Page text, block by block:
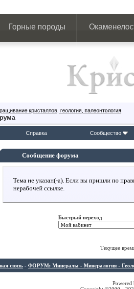
Горные породы
кристаллов, геология, палеонтология
Справка Сообщество
Сообщение форума
Тема не указан(-а). Если вы пришли по
нерабочей ссылке.
Быстрый переход
Текущее
связь - ФОРУМ: Минералы - Минералогия -